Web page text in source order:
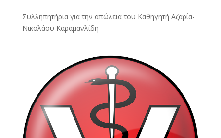
Συλληπητήρια για την απώλεια του Καθηγητή Αζαρία-
Νικολάου Καραμανλίδη